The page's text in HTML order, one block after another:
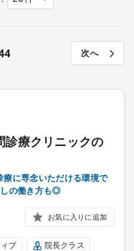
次へ
診療クリニックの
に専念いただける環境で
の働き方も◎
お気に入りに追加
ブ 院長クラス